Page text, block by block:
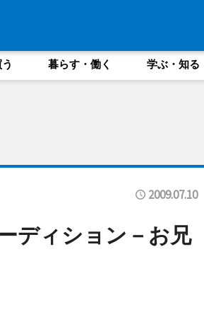
暮らす・働く 学ぶ・知る
2009.07.10
ディション－お兄